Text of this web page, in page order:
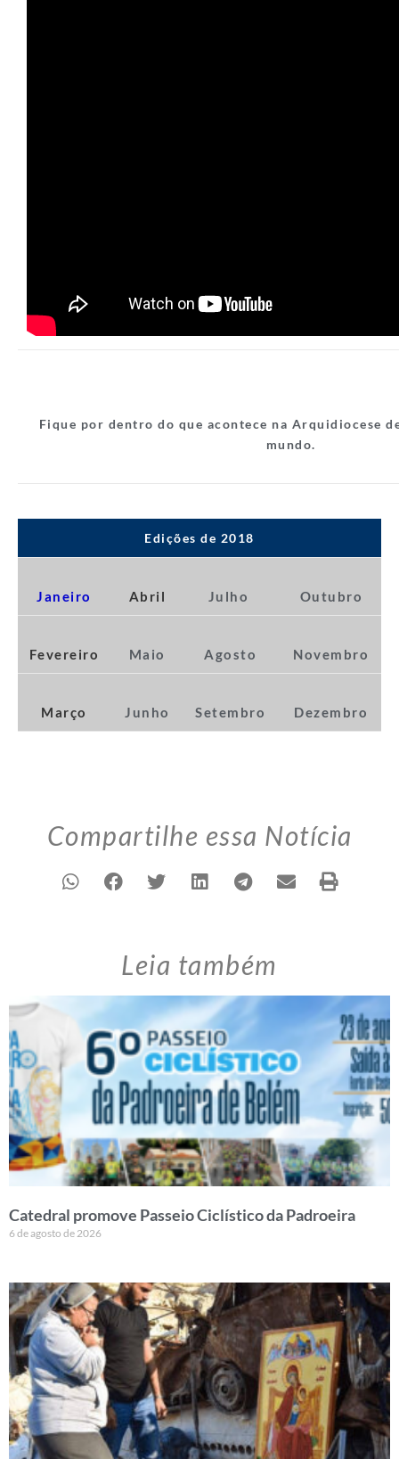
Fique por dentro do que acontece na Arquidiocese
mundo.
Edições de 2018
Janeiro Abril Julho Outubro
Fevereiro Maio Agosto Novembro
Março Junho Setembro Dezembro
Compartilhe essa Notícia
Leia também
Catedral promove Passeio Ciclístico da Padroeira
6 de agosto de 2026